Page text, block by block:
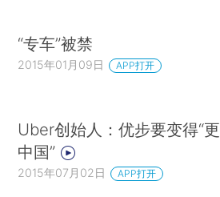
“专车”被禁
2015年01月09日 APP打开
Uber创始人：优步要变得“更
中国”
2015年07月02日 APP打开